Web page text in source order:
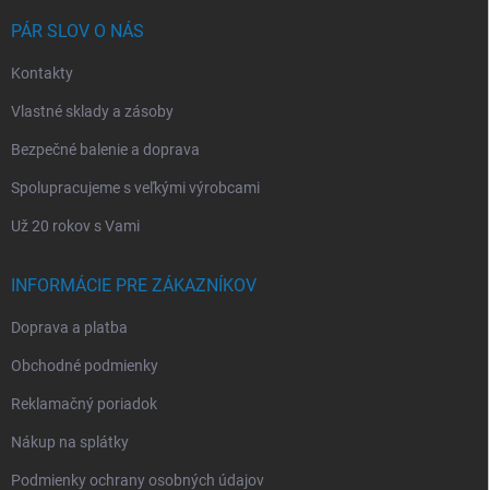
PÁR SLOV O NÁS
Kontakty
Vlastné sklady a zásoby
Bezpečné balenie a doprava
Spolupracujeme s veľkými výrobcami
Už 20 rokov s Vami
INFORMÁCIE PRE ZÁKAZNÍKOV
Doprava a platba
Obchodné podmienky
Reklamačný poriadok
Nákup na splátky
Podmienky ochrany osobných údajov